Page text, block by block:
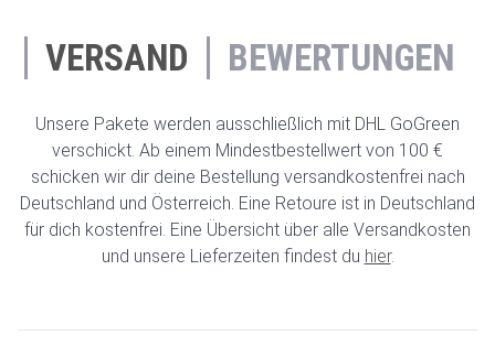
VERSAND BEWERTUNGEN
Unsere Pakete werden ausschließlich mit DHL GoGreen
verschickt. Ab einem Mindestbestellwert von 100 €
schicken wir dir deine Bestellung versandkostenfrei nach
Deutschland und Österreich. Eine Retoure ist in Deutschland
für dich kostenfrei. Eine Übersicht über alle Versandkosten
und unsere Lieferzeiten findest du hier.